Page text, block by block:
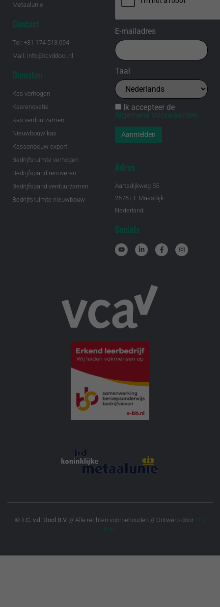
Metaalunie
Contact
Tel: +31 174 513 094
Mail: info@tcvddool.nl
Diensten
Kas verhogen
Kasrenovatie
Kas verduurzamen
Nieuwbouw kas
Kassenbouw export
Bedrijfsruimte verhogen
Bedrijfspand renoveren
Bedrijfspand verduurzamen
Bedrijfsruimte nieuwbouw
E-mailadres
Taal
Ik accepteer de
Algemene Voorwaarden
Adres
Aartsdijkweg 55
2676 LE Maasdijk
Nederland
Socials
© T.C. v.d. Dool B.V. //Alle rechten voorbehouden //Ontwerp door PIM
Print